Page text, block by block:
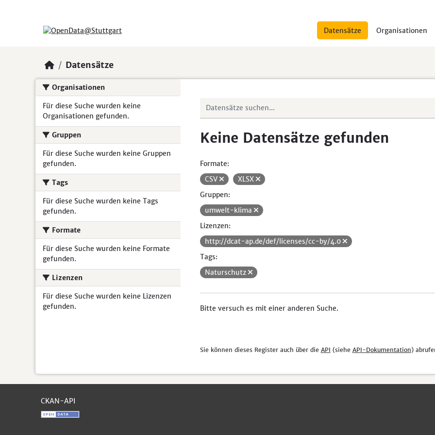
Datensätze Organisationen
Datensätze
Organisationen
Für diese Suche wurden keine
Organisationen gefunden.
Gruppen
Für diese Suche wurden keine Gruppen
gefunden.
Tags
Für diese Suche wurden keine Tags
gefunden.
Formate
Für diese Suche wurden keine Formate
gefunden.
Lizenzen
Für diese Suche wurden keine Lizenzen
gefunden.
Keine Datensätze gefunden
Formate:
CSV
XLSX
Gruppen:
umwelt-klima
Lizenzen:
http://dcat-ap.de/def/licenses/cc-by/4.0
Tags:
Naturschutz
Bitte versuch es mit einer anderen Suche.
Sie können dieses Register auch über die API (siehe API-Dokumentation)
CKAN-API